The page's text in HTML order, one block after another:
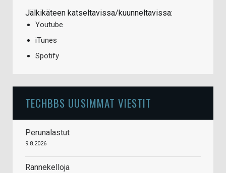
Jälkikäteen katseltavissa/kuunneltavissa:
Youtube
iTunes
Spotify
TECHBBS UUSIMMAT VIESTIT
Perunalastut
9.8.2026
Rannekelloja